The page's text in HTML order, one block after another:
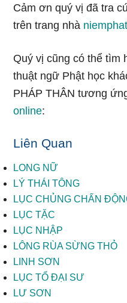
Cảm ơn quý vị đã tra
trên trang nhà
Quý vị cũng có thể tìm
thuật ngữ Phật học
PHÁP THÂN tương
online:
Liên Quan
LONG NỮ
LÝ THÁI TÔNG
LỤC CHỦNG CHẤN
LỤC TẶC
LỤC NHẬP
LÔNG RÙA SỪNG THỎ
LINH SƠN
LỤC TỔ ĐẠI SƯ
LƯ SƠN